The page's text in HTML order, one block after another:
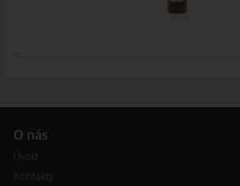
O nás
Úvod
Kontakty